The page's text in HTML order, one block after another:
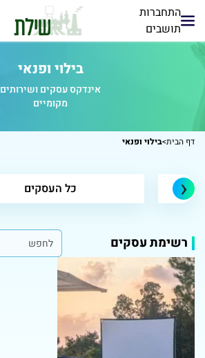
התחברות
תושבים
בילוי ופנאי
אינדקס עסקים ושירותים
מקומיים
דף הבית>בילוי ופנאי
כל העסקים ‹
רשימת עסקים